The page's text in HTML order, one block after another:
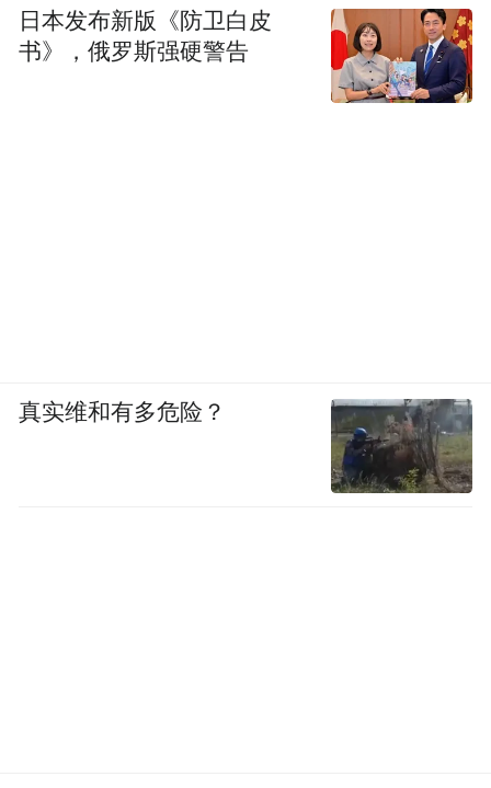
日本发布新版《防卫白皮
书》，俄罗斯强硬警告
真实维和有多危险？